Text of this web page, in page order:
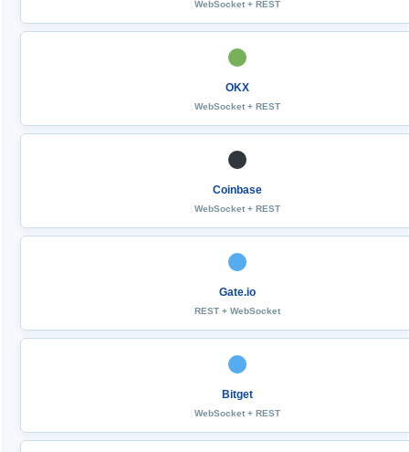
WebSocket + REST
OKX
WebSocket + REST
Coinbase
WebSocket + REST
Gate.io
REST + WebSocket
Bitget
WebSocket + REST